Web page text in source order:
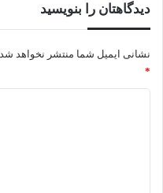
دیدگاهتان را بنویسید
نشانی ایمیل شما منتشر نخواهد شد.
*